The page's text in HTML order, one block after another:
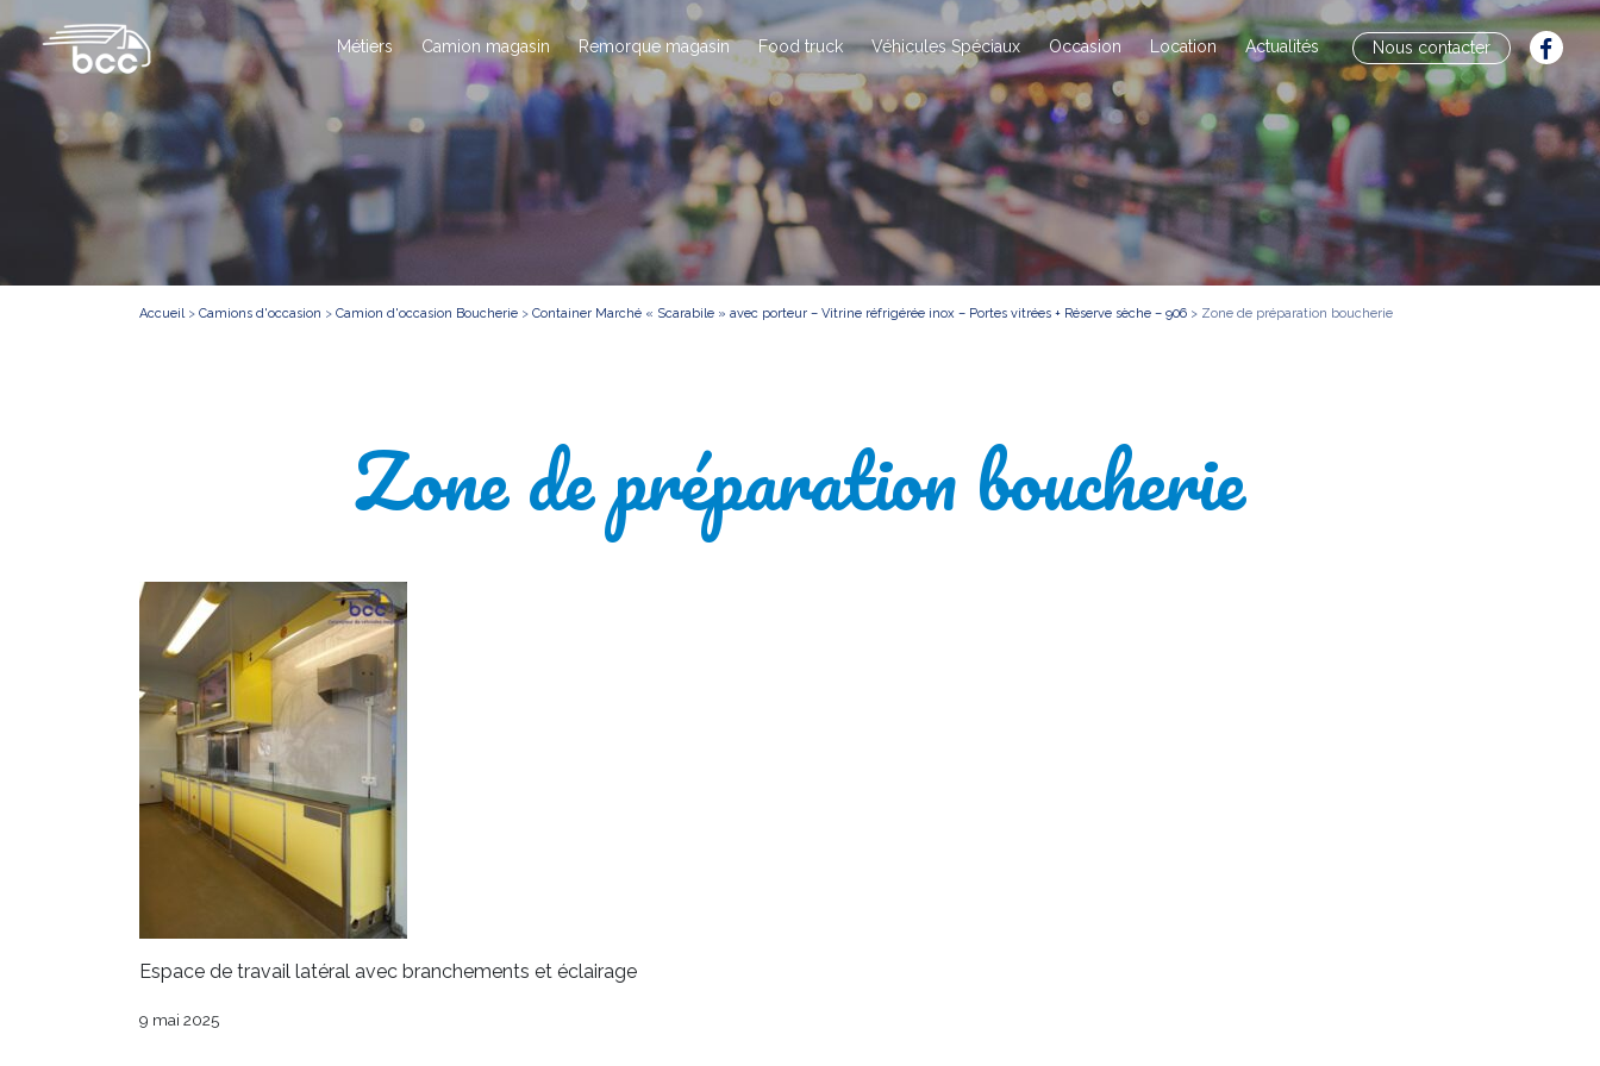
Métiers Camion magasin Remorque magasin Food truck Véhicules Spéciaux Occasion Location Actualités Nous contacter
Accueil> Camions d'occasion > Camion d'occasion Boucherie > Container Marché « Scarabile » avec porteur – Vitrine réfrigérée inox – Portes vitrées + Réserve sèche – 906 > Zone de préparation boucherie
Zone de préparation boucherie
Espace de travail latéral avec branchements et éclairage
9 mai 2025